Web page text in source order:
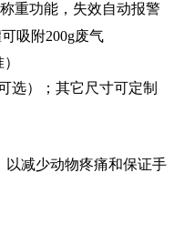
重功能，失效自动报警
吸附200g废气
选）；其它尺寸可定制
以减少动物疼痛和保证手